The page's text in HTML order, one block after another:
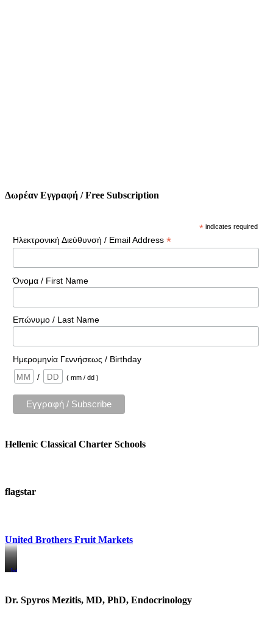
Δωρέαν Εγγραφή / Free Subscription
* indicates required
Ηλεκτρονική Διεύθυνσή / Email Address *
Όνομα / First Name
Επώνυμο / Last Name
Ημερομηνία Γεννήσεως / Birthday
/
( mm / dd )
Hellenic Classical Charter Schools
flagstar
United Brothers Fruit Markets
https://www.unitedbrothersfruitmarkets.com/
https://www.unitedbrothersfruitmarkets.com/
Dr. Spyros Mezitis, MD, PhD, Endocrinology